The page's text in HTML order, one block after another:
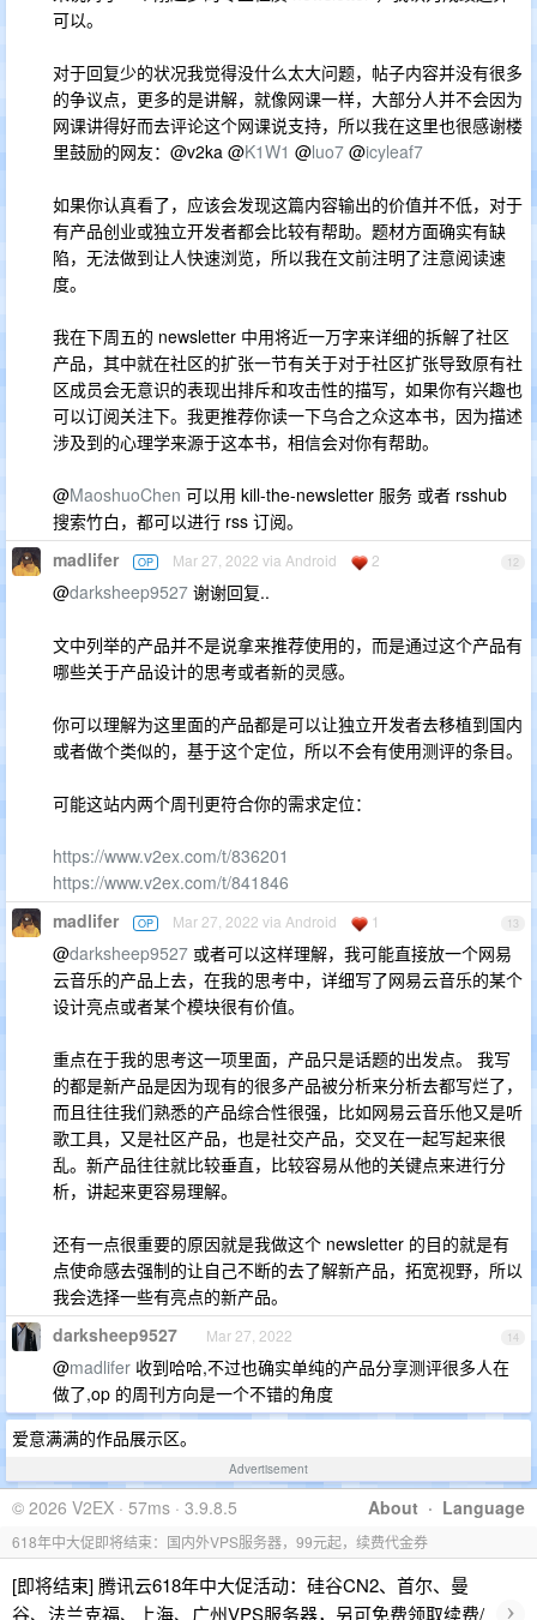
可以。
对于回复少的状况我觉得没什么太大问题，帖子内容并没有很多
的争议点，更多的是讲解，就像网课一样，大部分人并不会因为
网课讲得好而去评论这个网课说支持，所以我在这里也很感谢楼
里鼓励的网友：@v2ka @K1W1 @luo7 @icyleaf7
如果你认真看了，应该会发现这篇内容输出的价值并不低，对于
有产品创业或独立开发者都会比较有帮助。题材方面确实有缺
陷，无法做到让人快速浏览，所以我在文前注明了注意阅读速
度。
我在下周五的 newsletter 中用将近一万字来详细的拆解了社区
产品，其中就在社区的扩张一节有关于对于社区扩张导致原有社
区成员会无意识的表现出排斥和攻击性的描写，如果你有兴趣也
可以订阅关注下。我更推荐你读一下乌合之众这本书，因为描述
涉及到的心理学来源于这本书，相信会对你有帮助。
@MaoshuoChen 可以用 kill-the-newsletter 服务 或者 rsshub
搜索竹白，都可以进行 rss 订阅。
12
madlifer OP Mar 27, 2022 via Android 2
@darksheep9527 谢谢回复..
文中列举的产品并不是说拿来推荐使用的，而是通过这个产品有
哪些关于产品设计的思考或者新的灵感。
你可以理解为这里面的产品都是可以让独立开发者去移植到国内
或者做个类似的，基于这个定位，所以不会有使用测评的条目。
可能这站内两个周刊更符合你的需求定位：
https://www.v2ex.com/t/836201
https://www.v2ex.com/t/841846
13
madlifer OP Mar 27, 2022 via Android 1
@darksheep9527 或者可以这样理解，我可能直接放一个网易
云音乐的产品上去，在我的思考中，详细写了网易云音乐的某个
设计亮点或者某个模块很有价值。
重点在于我的思考这一项里面，产品只是话题的出发点。 我写
的都是新产品是因为现有的很多产品被分析来分析去都写烂了，
而且往往我们熟悉的产品综合性很强，比如网易云音乐他又是听
歌工具，又是社区产品，也是社交产品，交叉在一起写起来很
乱。新产品往往就比较垂直，比较容易从他的关键点来进行分
析，讲起来更容易理解。
还有一点很重要的原因就是我做这个 newsletter 的目的就是有
点使命感去强制的让自己不断的去了解新产品，拓宽视野，所以
我会选择一些有亮点的新产品。
14
darksheep9527 Mar 27, 2022
@madlifer 收到哈哈,不过也确实单纯的产品分享测评很多人在
做了,op 的周刊方向是一个不错的角度
爱意满满的作品展示区。
Advertisement
About · Language
© 2026 V2EX · 57ms · 3.9.8.5
618年中大促即将结束：国内外VPS服务器，99元起，续费代金券
[即将结束] 腾讯云618年中大促活动：硅谷CN2、首尔、曼
谷、法兰克福、上海、广州VPS服务器，另可免费领取续费/
›